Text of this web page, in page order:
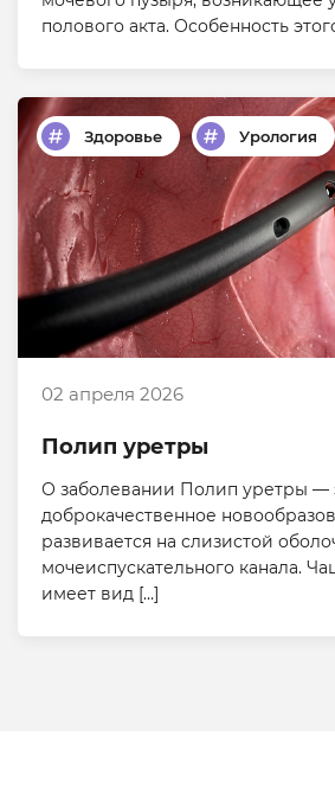
полового акта. Особенность
Здоровье Урология
02 апреля 2026
Полип уретры
О заболевании Полип уретры —
доброкачественное
развивается на слизистой
мочеиспускательного канала.
имеет вид […]